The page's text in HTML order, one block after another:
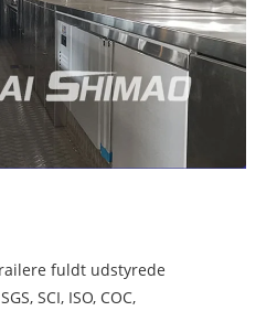
fuldt udstyrede
SCI, ISO, COC,